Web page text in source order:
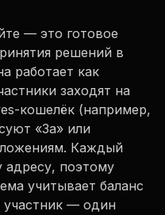
— это готовое
решений в
работает как
заходят на
кошелёк (например,
«За» или
Каждый
адресу, поэтому
учитывает баланс
— один